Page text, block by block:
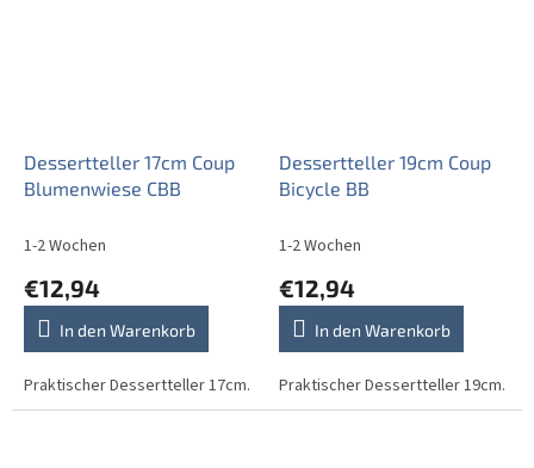
Dessertteller 17cm Coup
Blumenwiese CBB
1-2 Wochen
€12,94
In den Warenkorb
Praktischer Dessertteller 17cm.
Dessertteller 19cm Coup
Bicycle BB
1-2 Wochen
€12,94
In den Warenkorb
Praktischer Dessertteller 19cm.